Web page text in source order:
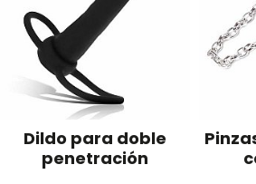
Dildo para doble
penetración